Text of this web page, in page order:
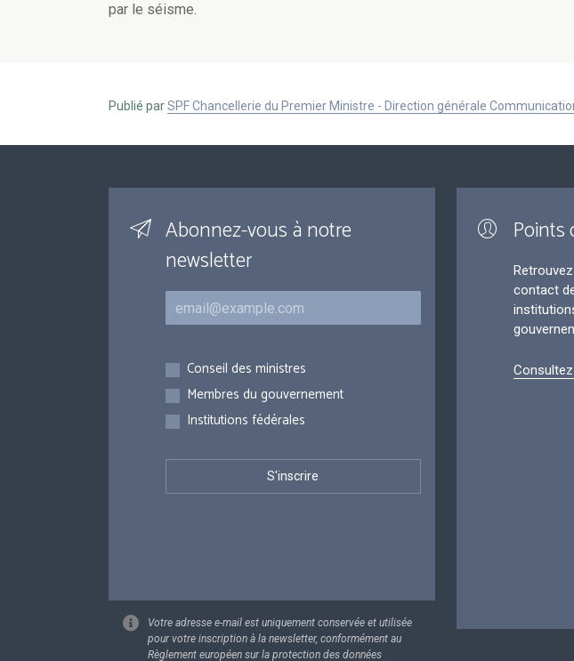
par le séisme.
Publié parSPF Chancellerie du Premier Ministre - Direction générale
Abonnez-vous à notre
newsletter
Courriel
Inscriptions
Conseil des ministres
Membres du gouvernement
Institutions fédérales
Votre adresse e-mail est uniquement conservée et utilisée
pour votre inscription à la newsletter, conformément au
Règlement européen sur la protection des données
Points
contact